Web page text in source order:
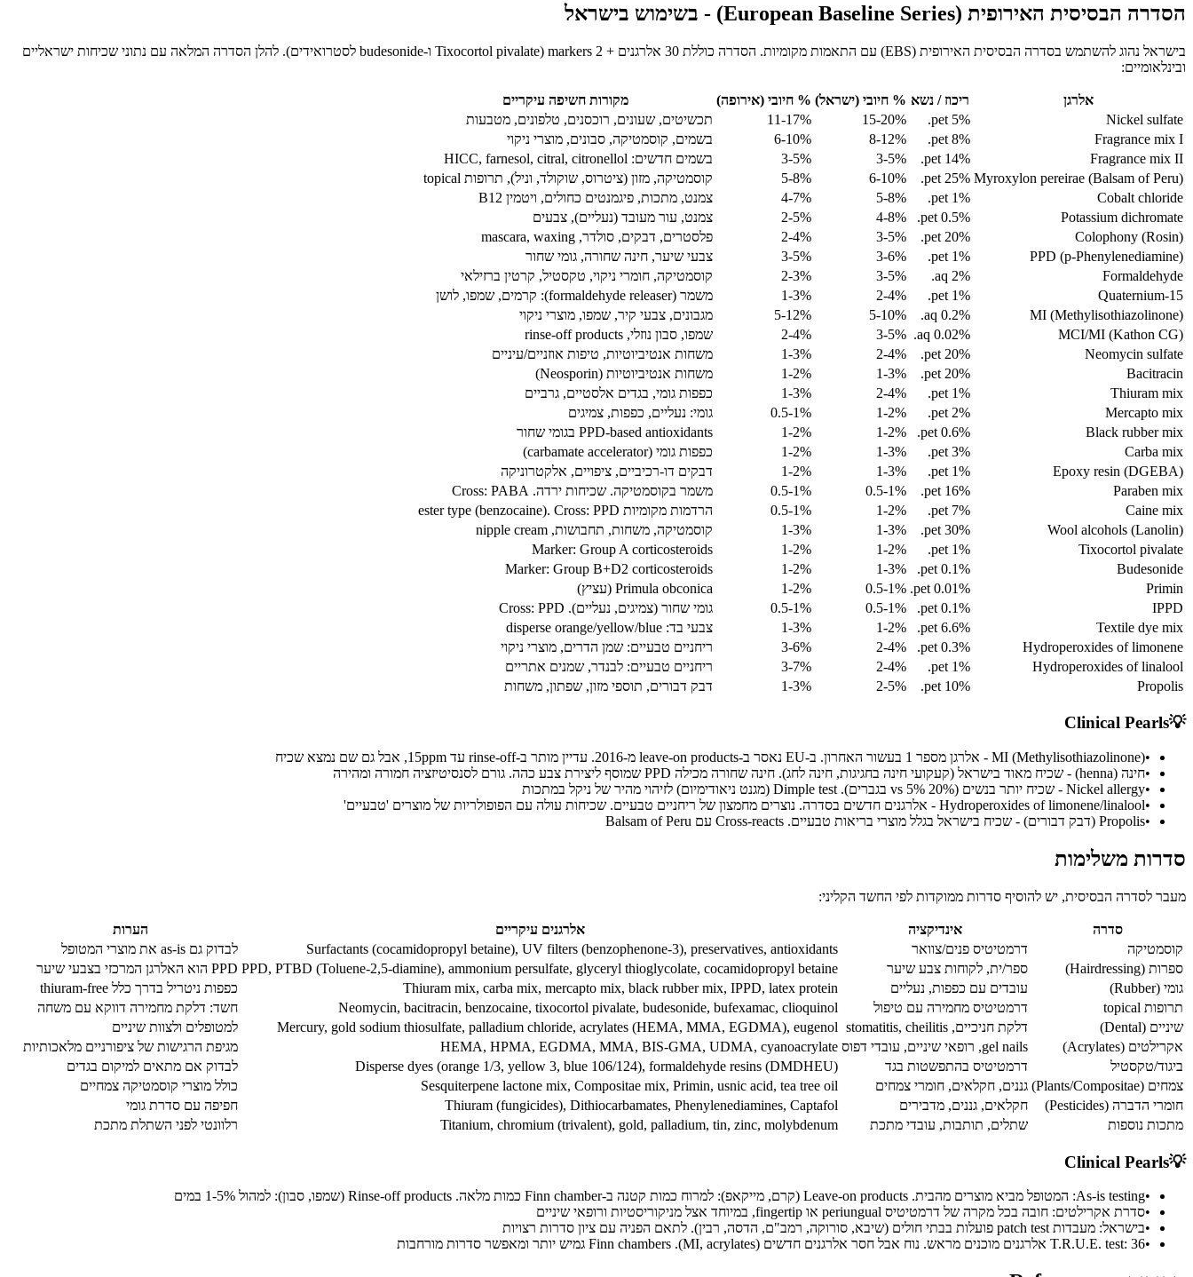
הסדרה הבסיסית האירופית (European Baseline Series) - בשימוש בישראל
בישראל נהוג להשתמש בסדרה הבסיסית האירופית (EBS) עם התאמות מקומיות. הסדרה כוללת 30 אלרגנים + 2 markers (Tixocortol pivalate ו-budesonide לסטרואידים). להלן הסדרה המלאה עם נתוני שכיחות ישראליים
ובינלאומיים:
אלרגן ריכוז / נשא % חיובי (ישראל) % חיובי (אירופה)
מקורות חשיפה עיקריים
Nickel sulfate
5% pet.
15-20%
11-17%
תכשיטים, שעונים, רוכסנים, טלפונים, מטבעות
Fragrance mix I
8% pet.
8-12%
6-10%
בשמים, קוסמטיקה, סבונים, מוצרי ניקוי
Fragrance mix II
14% pet.
3-5%
3-5%
בשמים חדשים: HICC, farnesol, citral, citronellol
Myroxylon pereirae (Balsam of Peru)
25% pet.
6-10%
5-8%
קוסמטיקה, מזון (ציטרוס, שוקולד, וניל), תרופות topical
Cobalt chloride
1% pet.
5-8%
4-7%
צמנט, מתכות, פיגמנטים כחולים, ויטמין B12
Potassium dichromate
0.5% pet.
4-8%
2-5%
צמנט, עור מעובד (נעליים), צבעים
Colophony (Rosin)
20% pet.
3-5%
2-4%
פלסטרים, דבקים, סולדר, mascara, waxing
PPD (p-Phenylenediamine)
1% pet.
3-6%
3-5%
צבעי שיער, חינה שחורה, גומי שחור
Formaldehyde
2% aq.
3-5%
2-3%
קוסמטיקה, חומרי ניקוי, טקסטיל, קרטין ברזילאי
Quaternium-15
1% pet.
2-4%
1-3%
משמר (formaldehyde releaser): קרמים, שמפו, לושן
MI (Methylisothiazolinone)
0.2% aq.
5-10%
5-12%
מגבונים, צבעי קיר, שמפו, מוצרי ניקוי
MCI/MI (Kathon CG)
0.02% aq.
3-5%
2-4%
שמפו, סבון נוזלי, rinse-off products
Neomycin sulfate
20% pet.
2-4%
1-3%
משחות אנטיביוטיות, טיפות אוזניים/עיניים
Bacitracin
20% pet.
1-3%
1-2%
משחות אנטיביוטיות (Neosporin)
Thiuram mix
1% pet.
2-4%
1-3%
כפפות גומי, בגדים אלסטיים, גרביים
Mercapto mix
2% pet.
1-2%
0.5-1%
גומי: נעליים, כפפות, צמיגים
Black rubber mix
0.6% pet.
1-2%
1-2%
PPD-based antioxidants בגומי שחור
Carba mix
3% pet.
1-3%
1-2%
כפפות גומי (carbamate accelerator)
Epoxy resin (DGEBA)
1% pet.
1-3%
1-2%
דבקים דו-רכיביים, ציפויים, אלקטרוניקה
Paraben mix
16% pet.
0.5-1%
0.5-1%
משמר בקוסמטיקה. שכיחות ירדה. Cross: PABA
Caine mix
7% pet.
1-2%
0.5-1%
הרדמות מקומיות ester type (benzocaine). Cross: PPD
Wool alcohols (Lanolin)
30% pet.
1-3%
1-3%
קוסמטיקה, משחות, תחבושות, nipple cream
Tixocortol pivalate
1% pet.
1-2%
1-2%
Marker: Group A corticosteroids
Budesonide
0.1% pet.
1-3%
1-2%
Marker: Group B+D2 corticosteroids
Primin
0.01% pet.
0.5-1%
1-2%
Primula obconica (עציץ)
IPPD
0.1% pet.
0.5-1%
0.5-1%
גומי שחור (צמיגים, נעליים). Cross: PPD
Textile dye mix
6.6% pet.
1-2%
1-3%
צבעי בד: disperse orange/yellow/blue
Hydroperoxides of limonene
0.3% pet.
2-4%
3-6%
ריחניים טבעיים: שמן הדרים, מוצרי ניקוי
Hydroperoxides of linalool
1% pet.
2-4%
3-7%
ריחניים טבעיים: לבנדר, שמנים אתריים
Propolis
10% pet.
2-5%
1-3% דבק דבורים, תוספי מזון, שפתון, משחות
💡
Clinical Pearls
•MI (Methylisothiazolinone) - אלרגן מספר 1 בעשור האחרון. ב-EU נאסר ב-leave-on products מ-2016. עדיין מותר ב-rinse-off עד 15ppm, אבל גם שם נמצא שכיח
•חינה (henna) - שכיח מאוד בישראל (קעקועי חינה בחגיגות, חינה לחג). חינה שחורה מכילה PPD שמוסף ליצירת צבע כהה. גורם לסנסיטיזציה חמורה ומהירה
•Nickel allergy - שכיח יותר בנשים (20% vs 5% בגברים). Dimple test (מגנט ניאודימיום) לזיהוי מהיר של ניקל במתכות
•Hydroperoxides of limonene/linalool - אלרגנים חדשים בסדרה. נוצרים מחמצון של ריחניים טבעיים. שכיחות עולה עם הפופולריות של מוצרים 'טבעיים'
•Propolis (דבק דבורים) - שכיח בישראל בגלל מוצרי בריאות טבעיים. Cross-reacts עם Balsam of Peru
סדרות משלימות
מעבר לסדרה הבסיסית, יש להוסיף סדרות ממוקדות לפי החשד הקליני:
סדרה אינדיקציה אלרגנים עיקריים
הערות
קוסמטיקה
דרמטיטיס פנים/צוואר Surfactants (cocamidopropyl betaine), UV filters (benzophenone-3), preservatives, antioxidants
לבדוק גם as-is את מוצרי המטופל
ספרות (Hairdressing)
ספר/ית, לקוחות צבע שיער PPD, PTBD (Toluene-2,5-diamine), ammonium persulfate, glyceryl thioglycolate, cocamidopropyl betaine PPD הוא האלרגן המרכזי בצבעי שיער
גומי (Rubber)
עובדים עם כפפות, נעליים Thiuram mix, carba mix, mercapto mix, black rubber mix, IPPD, latex protein
כפפות ניטריל בדרך כלל thiuram-free
תרופות topical
דרמטיטיס מחמירה עם טיפול Neomycin, bacitracin, benzocaine, tixocortol pivalate, budesonide, bufexamac, clioquinol
חשד: דלקת מחמירה דווקא עם משחה
שיניים (Dental)
דלקת חניכיים, stomatitis, cheilitis Mercury, gold sodium thiosulfate, palladium chloride, acrylates (HEMA, MMA, EGDMA), eugenol
למטופלים ולצוות שיניים
אקרילטים (Acrylates)
gel nails, רופאי שיניים, עובדי דפוס HEMA, HPMA, EGDMA, MMA, BIS-GMA, UDMA, cyanoacrylate
מגיפת הרגישות של ציפורניים מלאכותיות
ביגוד/טקסטיל
דרמטיטיס בהתפשטות בגד Disperse dyes (orange 1/3, yellow 3, blue 106/124), formaldehyde resins (DMDHEU)
לבדוק אם מתאים למיקום בגדים
צמחים (Plants/Compositae)
גננים, חקלאים, חומרי צמחים Sesquiterpene lactone mix, Compositae mix, Primin, usnic acid, tea tree oil
כולל מוצרי קוסמטיקה צמחיים
חומרי הדברה (Pesticides)
חקלאים, גננים, מדבירים Thiuram (fungicides), Dithiocarbamates, Phenylenediamines, Captafol
חפיפה עם סדרת גומי
מתכות נוספות
שתלים, תותבות, עובדי מתכת Titanium, chromium (trivalent), gold, palladium, tin, zinc, molybdenum רלוונטי לפני השתלת מתכת
💡
Clinical Pearls
•As-is testing: המטופל מביא מוצרים מהבית. Leave-on products (קרם, מייקאפ): למרוח כמות קטנה ב-Finn chamber כמות מלאה. Rinse-off products (שמפו, סבון): למהול 1-5% במים
•סדרת אקרילטים: חובה בכל מקרה של דרמטיטיס periungual או fingertip, במיוחד אצל מניקוריסטיות ורופאי שיניים
•בישראל: מעבדות patch test פועלות בבתי חולים (שיבא, סורוקה, רמב"ם, הדסה, רבין). לתאם הפניה עם ציון סדרות רצויות
•T.R.U.E. test: 36 אלרגנים מוכנים מראש. נוח אבל חסר אלרגנים חדשים (MI, acrylates). Finn chambers גמיש יותר ומאפשר סדרות מורחבות